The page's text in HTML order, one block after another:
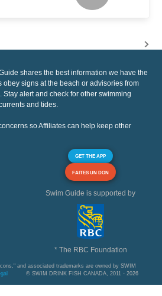
shares the best information we have the
obey signs at the beach or advisories from
alert and check for other swimming
and tides.
so Affiliates can help keep other
GET THE APP
FAITES UN DON
Swim Guide is supported by
* The RBC Foundation
and associated trademarks are owned by SWIM
© SWIM DRINK FISH CANADA, 2011 - 2026